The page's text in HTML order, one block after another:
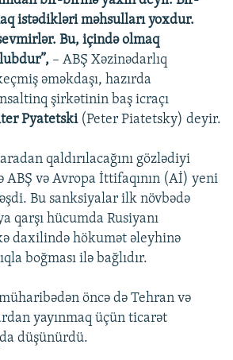
istədikləri məhsulları yoxdur.
Bu, içində olmaq
– ABŞ Xəzinədarlıq
əməkdaşı, hazırda
şirkətinin baş icraçı
Pyatetski(Peter Piatetsky) deyir.
qaldırılacağını gözlədiyi
ABŞ və Avropa İttifaqının (Aİ) yeni
Bu sanksiyalar ilk növbədə
qarşı hücumda Rusiyanı
daxilində hökumət əleyhinə
boğması ilə bağlıdır.
öncə də Tehran və
yayınmaq üçün ticarət
düşünürdü.